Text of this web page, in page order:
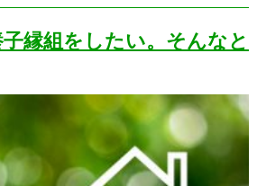
縁組をしたい。そんなと